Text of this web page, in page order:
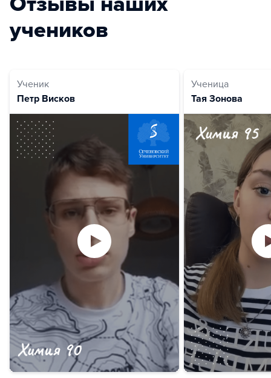
учеников
Ученик
Петр Висков
Ученица
Тая Зонова